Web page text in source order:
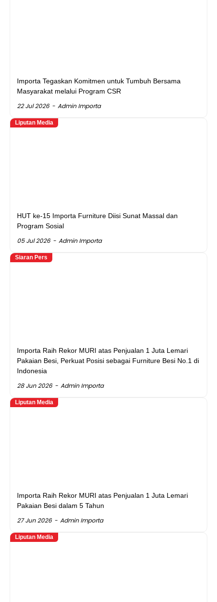
Importa Tegaskan Komitmen untuk Tumbuh Bersama
Masyarakat melalui Program CSR
22 Jul 2026 Admin Importa
Liputan Media
HUT ke-15 Importa Furniture Diisi Sunat Massal dan
Program Sosial
05 Jul 2026 Admin Importa
Siaran Pers
Importa Raih Rekor MURI atas Penjualan 1 Juta Lemari
Pakaian Besi, Perkuat Posisi sebagai Furniture Besi No.1 di
Indonesia
28 Jun 2026 Admin Importa
Liputan Media
Importa Raih Rekor MURI atas Penjualan 1 Juta Lemari
Pakaian Besi dalam 5 Tahun
27 Jun 2026 Admin Importa
Liputan Media